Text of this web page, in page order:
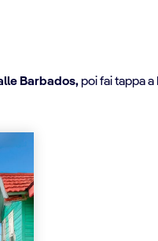
Barbados,poi fai tappa